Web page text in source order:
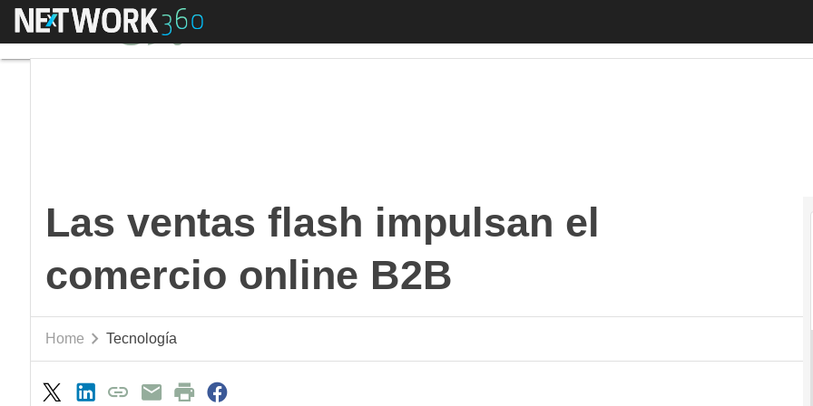
Menú
Las ventas flash impulsan el
comercio online B2B
Home Tecnología